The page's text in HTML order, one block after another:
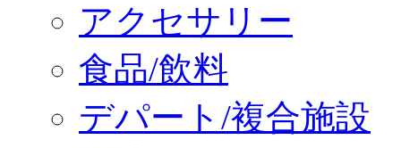
アクセサリー
食品/飲料
デパート/複合施設